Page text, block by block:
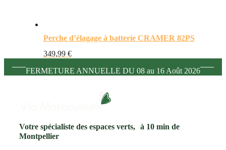
Perche d’élagage à batterie CRAMER 82PS
349,99 €
FERMETURE ANNUELLE DU 08 au 16 Août 2026
Votre spécialiste des espaces verts, à 10 min de
Montpellier